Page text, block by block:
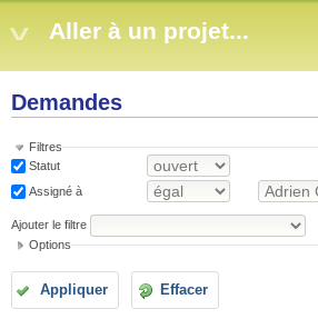
Aller à un projet...
Demandes
Filtres
Statut
Assigné à
Ajouter le filtre
Options
Appliquer Effacer